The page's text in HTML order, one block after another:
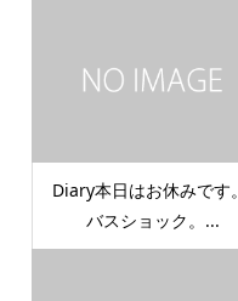
Diary本日はお休みです。
バスショック。...